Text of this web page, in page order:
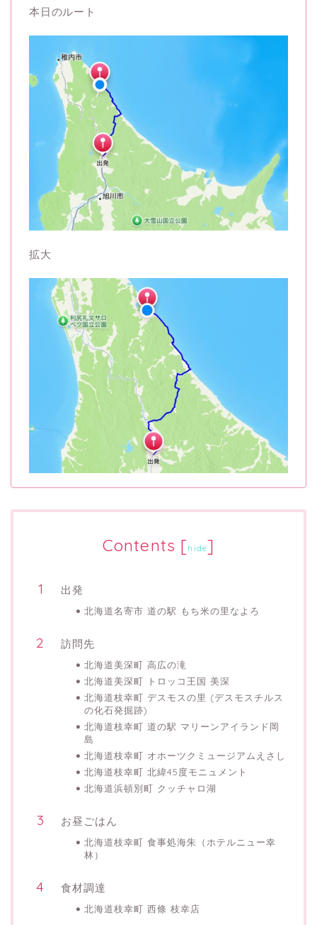
本日のルート
拡大
Contents [hide]
出発
北海道名寄市 道の駅 もち米の里なよろ
訪問先
北海道美深町 高広の滝
北海道美深町 トロッコ王国 美深
北海道枝幸町 デスモスの里 (デスモスチルス
の化石発掘跡)
北海道枝幸町 道の駅 マリーンアイランド岡
島
北海道枝幸町 オホーツクミュージアムえさし
北海道枝幸町 北緯45度モニュメント
北海道浜頓別町 クッチャロ湖
お昼ごはん
北海道枝幸町 食事処海朱（ホテルニュー幸
林）
食材調達
北海道枝幸町 西條 枝幸店